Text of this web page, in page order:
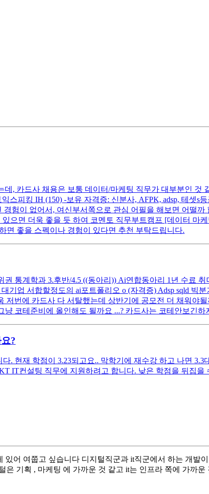
, 카드사 채용은 보통 데이터/마케팅 직무가 대부분인 것
스피킹 IH (150) -보유 자격증: 신분사, AFPK, adsp, 테셋s
험이 없어서, 여신부서쪽으로 관심 어필을 해보면 어떨
으면 더욱 좋을 듯 하여 코멘토 직무부트캠프 [데이터 마
면 좋을 스펙이나 경험이 있다면 추천 부탁드립니다.
통계학과 3.후반/4.5 ((동아리)) Ai연합동아리 1년 수료
기업 서합할정도의 ai포트폴리오 o (자격증) Adsp sqld 빅
번에 카드사 다 서탈했는데 상반기에 공모전 더 채워야
코테준비에 올인해도 될까요 ...? 카드사는 코테안보긴하
?
. 현재 학점이 3.23되고요.. 막학기에 재수강 하고 나면
IT컨설팅 직무에 지원하려고 합니다. 낮은 학점을 뒤집을
어 여쭙고 싶습니다 디지털직군과 it직군에서 하는 개발
기획 , 마케팅 에 가까운 것 같고 it는 인프라 쪽에 가까운